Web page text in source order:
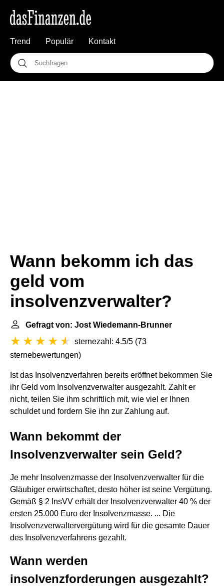
Trend Populär Kontakt
Wann bekomm ich das
geld vom
insolvenzverwalter?
Gefragt von: Jost Wiedemann-Brunner
sternezahl: 4.5/5 (73
sternebewertungen)
Ist das Insolvenzverfahren bereits eröffnet bekommen Sie
ihr Geld vom Insolvenzverwalter ausgezahlt. Zahlt er
nicht, teilen Sie ihm schriftlich mit, wie viel er Ihnen
schuldet und fordern Sie ihn zur Zahlung auf.
Wann bekommt der
Insolvenzverwalter sein Geld?
Je mehr Insolvenzmasse der Insolvenzverwalter für die
Gläubiger erwirtschaftet, desto höher ist seine Vergütung.
Gemäß § 2 InsVV erhält der Insolvenzverwalter 40 % der
ersten 25.000 Euro der Insolvenzmasse. ... Die
Insolvenzverwaltervergütung wird für die gesamte Dauer
des Insolvenzverfahrens gezahlt.
Wann werden
insolvenzforderungen ausgezahlt?